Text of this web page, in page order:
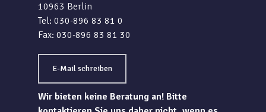
10963 Berlin
Tel: 030-896 83 81 0
Fax: 030-896 83 81 30
E-Mail schreiben
Wir bieten keine Beratung an! Bitte